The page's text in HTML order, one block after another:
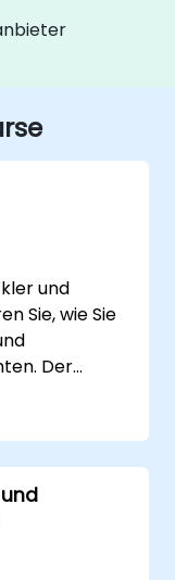
und
Sie, wie Sie
Der
und
über
sich an